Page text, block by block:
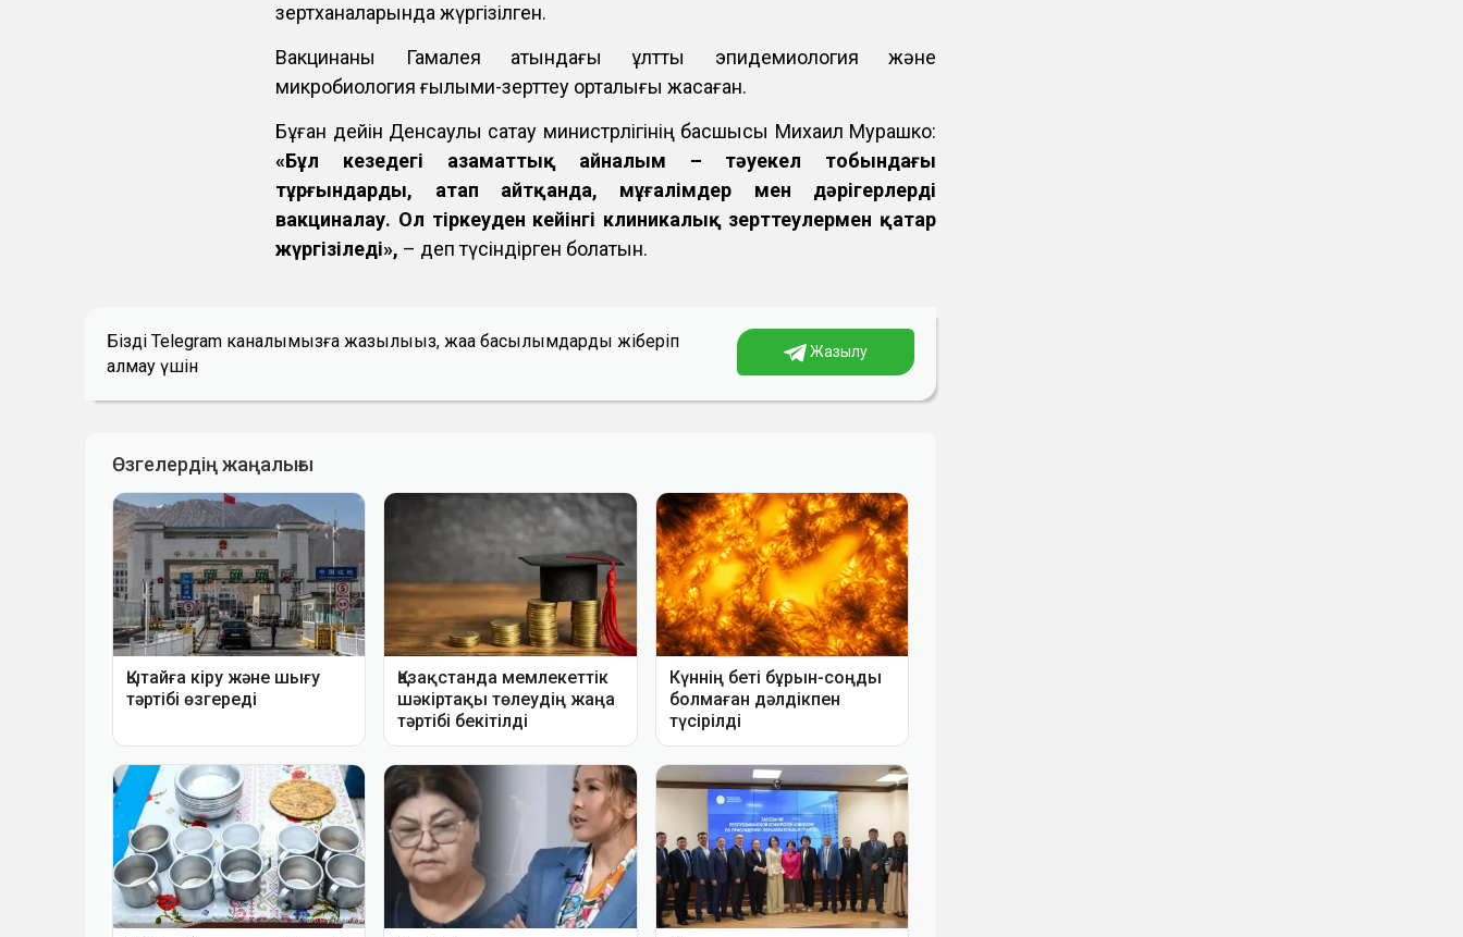
зертханаларында жүргізілген.
Вакцинаны Гамалея атындағы ұлттық эпидемиология және
микробиология ғылыми-зерттеу орталығы жасаған.
Бұған дейін Денсаулық сақтау министрлігінің басшысы Михаил Мурашко:
«Бұл кезеңдегі азаматтық айналым – тәуекел тобындағы
тұрғындарды, атап айтқанда, мұғалімдер мен дәрігерлерді
вакциналау. Ол тіркеуден кейінгі клиникалық зерттеулермен қатар
жүргізіледі», – деп түсіндірген болатын.
Біздің Telegram каналымызға жазылыңыз, жаңа басылымдарды жіберіп
алмау үшін
Жазылу